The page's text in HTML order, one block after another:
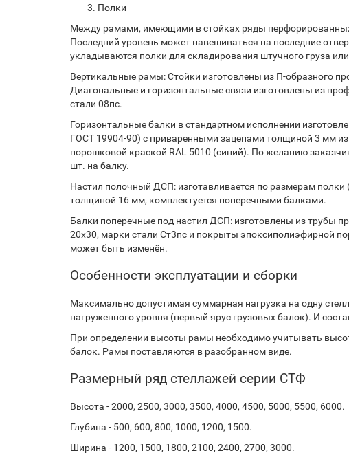
Полки
Между рамами, имеющими в стойках ряды
Последний уровень может навешиваться на последние
укладываются полки для складирования штучного груза
Вертикальные рамы: Стойки изготовлены из П-образного
Диагональные и горизонтальные связи изготовлены из
стали 08пс.
Горизонтальные балки в стандартном исполнении
ГОСТ 19904-90) с приваренными зацепами толщиной 3 мм
порошковой краской RAL 5010 (синий). По желанию
шт. на балку.
Настил полочный ДСП: изготавливается по размерам
толщиной 16 мм, комплектуется поперечными балками.
Балки поперечные под настил ДСП: изготовлены из трубы
20х30, марки стали Ст3пс и покрыты эпоксиполиэфирной
может быть изменён.
Особенности эксплуатации и сборки
Максимально допустимая суммарная нагрузка на одну
нагруженного уровня (первый ярус грузовых балок). И
При определении высоты рамы необходимо учитывать
балок. Рамы поставляются в разобранном виде.
Размерный ряд стеллажей серии СТФ
Высота - 2000, 2500, 3000, 3500, 4000, 4500, 5000, 5500, 6000.
Глубина - 500, 600, 800, 1000, 1200, 1500.
Ширина - 1200, 1500, 1800, 2100, 2400, 2700, 3000.